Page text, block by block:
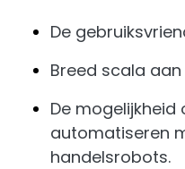
De
Breed scala
De
automatiseren
handelsrobots.